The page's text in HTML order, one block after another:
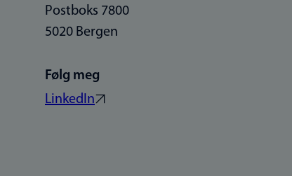
Postboks 7800
5020 Bergen
Følg meg
LinkedIn